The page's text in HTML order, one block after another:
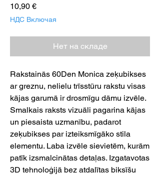
10,90 €Цена
НДС Включая
Нет на складе
Rakstainās 60Den Monica zeķubikses
ar greznu, nelielu trīsstūru rakstu visas
kājas garumā ir drosmīgu dāmu izvēle.
Smalkais raksts vizuāli pagarina kājas
un piesaista uzmanību, padarot
zeķubikses par izteiksmīgāko stila
elementu. Laba izvēle sievietēm, kurām
patīk izsmalcinātas detaļas. Izgatavotas
3D tehnoloģijā bez atdalītas biksīšu